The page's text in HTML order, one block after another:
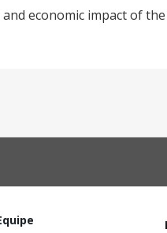
economic impact of the